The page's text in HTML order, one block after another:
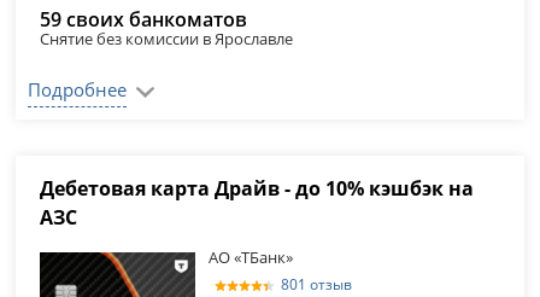
59 своих банкоматов
Снятие без комиссии в Ярославле
Подробнее
Дебетовая карта Драйв - до 10% кэшбэк на
АЗС
АО «ТБанк»
801 отзыв